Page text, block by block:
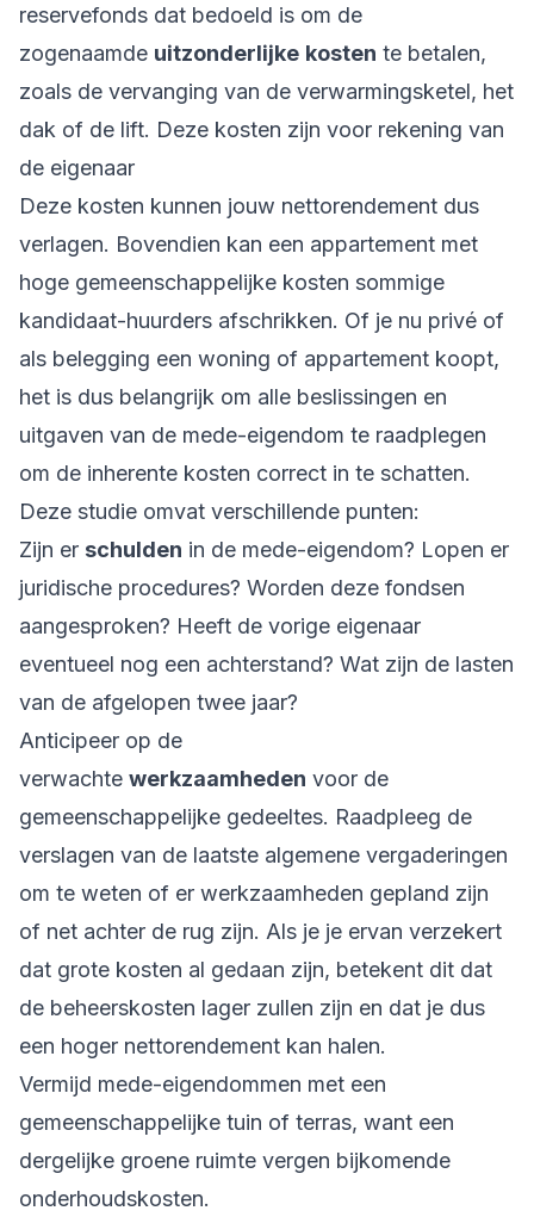
reservefonds dat bedoeld is om de
zogenaamde uitzonderlijke kosten te betalen,
zoals de vervanging van de verwarmingsketel, het
dak of de lift. Deze kosten zijn voor rekening van
de eigenaar
Deze kosten kunnen jouw nettorendement dus
verlagen. Bovendien kan een appartement met
hoge gemeenschappelijke kosten sommige
kandidaat-huurders afschrikken. Of je nu privé of
als belegging een woning of appartement koopt,
het is dus belangrijk om alle beslissingen en
uitgaven van de mede-eigendom te raadplegen
om de inherente kosten correct in te schatten.
Deze studie omvat verschillende punten:
Zijn er schulden in de mede-eigendom? Lopen er
juridische procedures? Worden deze fondsen
aangesproken? Heeft de vorige eigenaar
eventueel nog een achterstand? Wat zijn de lasten
van de afgelopen twee jaar?
Anticipeer op de
verwachte werkzaamheden voor de
gemeenschappelijke gedeeltes. Raadpleeg de
verslagen van de laatste algemene vergaderingen
om te weten of er werkzaamheden gepland zijn
of net achter de rug zijn. Als je je ervan verzekert
dat grote kosten al gedaan zijn, betekent dit dat
de beheerskosten lager zullen zijn en dat je dus
een hoger nettorendement kan halen.
Vermijd mede-eigendommen met een
gemeenschappelijke tuin of terras, want een
dergelijke groene ruimte vergen bijkomende
onderhoudskosten.